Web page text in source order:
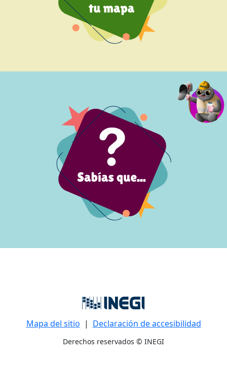
Mapa del sitio | Declaración de accesibilidad
Derechos reservados © INEGI